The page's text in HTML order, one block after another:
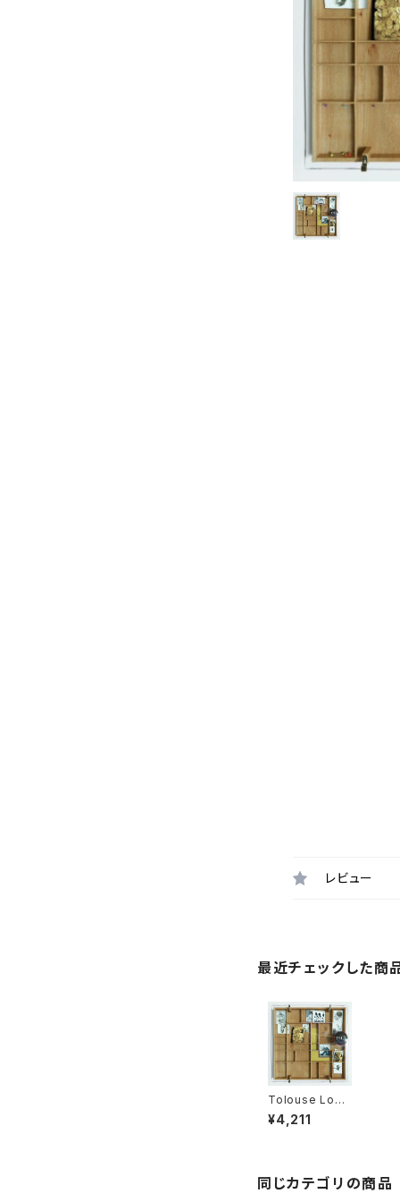
レビュー
最近チェックした商
Tolouse Low
Trax - Leave
Me Alone "L
¥4,211
同じカテゴリの商品